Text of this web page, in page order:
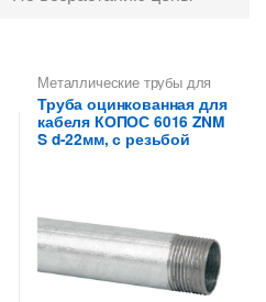
Металлические трубы для
прокладки кабеля 22 мм
Труба оцинкованная для
кабеля КОПОС 6016 ZNM
S d-22мм, с резьбой